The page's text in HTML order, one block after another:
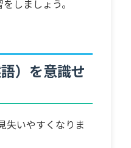
しましょう。
）を意識せ
失いやすくなりま